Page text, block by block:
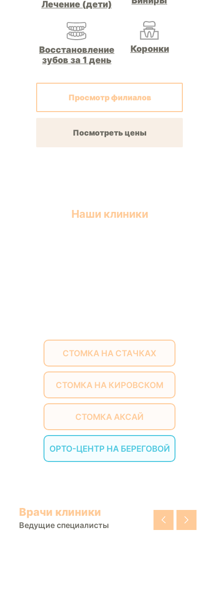
Восстановление
зубов за 1 день
Коронки
Лечение (дети)
Просмотр филиалов
Посмотреть цены
СТОМКА АКСАЙ
ОРТО-ЦЕНТР НА БЕРЕГОВОЙ
СТОМКА НА КИРОВСКОМ
СТОМКА НА СТАЧКАХ
Наши клиники
Врачи клиники
Ведущие специалисты